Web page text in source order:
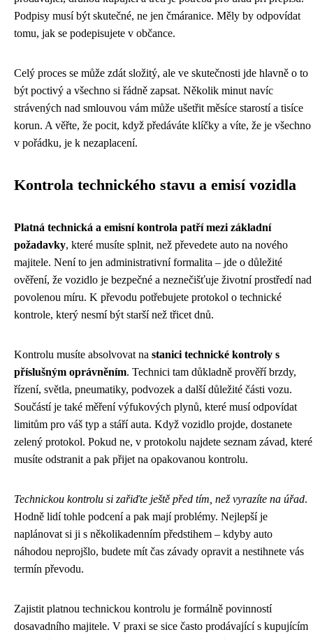
Podpisy musí být skutečné, ne jen čmáranice. Měly by odpovídat
tomu, jak se podepisujete v občance.
Celý proces se může zdát složitý, ale ve skutečnosti jde hlavně o to
být poctivý a všechno si řádně zapsat. Několik minut navíc
strávených nad smlouvou vám může ušetřit měsíce starostí a tisíce
korun. A věřte, že pocit, když předáváte klíčky a víte, že je všechno
v pořádku, je k nezaplacení.
Kontrola technického stavu a emisí vozidla
Platná technická a emisní kontrola patří mezi základní
požadavky, které musíte splnit, než převedete auto na nového
majitele. Není to jen administrativní formalita – jde o důležité
ověření, že vozidlo je bezpečné a neznečišťuje životní prostředí nad
povolenou míru. K převodu potřebujete protokol o technické
kontrole, který nesmí být starší než třicet dnů.
Kontrolu musíte absolvovat na stanici technické kontroly s
příslušným oprávněním. Technici tam důkladně prověří brzdy,
řízení, světla, pneumatiky, podvozek a další důležité části vozu.
Součástí je také měření výfukových plynů, které musí odpovídat
limitům pro váš typ a stáří auta. Když vozidlo projde, dostanete
zelený protokol. Pokud ne, v protokolu najdete seznam závad, které
musíte odstranit a pak přijet na opakovanou kontrolu.
Technickou kontrolu si zařiďte ještě před tím, než vyrazíte na úřad.
Hodně lidí tohle podcení a pak mají problémy. Nejlepší je
naplánovat si ji s několikadenním předstihem – kdyby auto
náhodou neprojšlo, budete mít čas závady opravit a nestihnete vás
termín převodu.
Zajistit platnou technickou kontrolu je formálně povinností
dosavadního majitele. V praxi se sice často prodávající s kupujícím